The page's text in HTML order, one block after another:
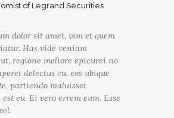
of Legrand Securities
dolor sit amet, vim et quem
Has vide veniam
regione meliore epicurei no
delectus cu, eos ubique
partiendo maluisset
eu. Ei vero errem eum. Esse